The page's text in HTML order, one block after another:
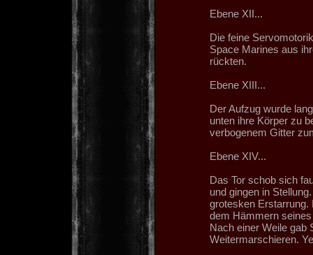
Ebene XII...
Die feine
Space Marines aus
rückten.
Ebene XIII...
Der Aufzug wurde
unten ihre Körper zu
verbogenem Gitter
Ebene XIV...
Das Tor schob sich
und gingen in
grotesken Erstarrung.
dem Hämmern
Nach einer Weile gab
Weitermarschieren.